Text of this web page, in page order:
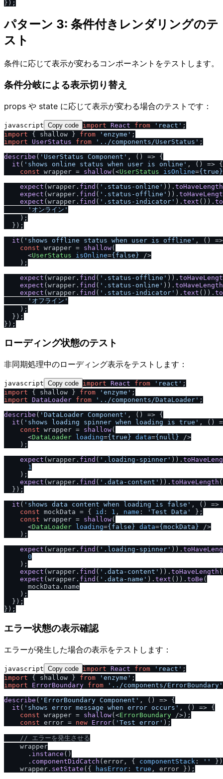
パターン 3: 条件付きレンダリングのテ
スト
条件に応じて表示が変わるコンポーネントをテストします。
条件分岐による表示切り替え
props や state に応じて表示が変わる場合のテストです：
javascript Copy code import React from 'react'
import { shallow } from 'enzyme'
import
UserStatus from '.. /components /UserStatus' ;
describe ( 'UserStatus Component' , () => {
it ( 'shows online status when user is online' , () => {
const wrapper = shallow(<UserStatus isOnline={true}
expect (wrapper. find ( '.status-online' )). toHaveLength
expect (wrapper. find ( '.status-offline' )).
expect (wrapper. find ( '.status-indicator' ). text ()).
'オンライン'
    );
  });
it ( 'shows offline status when user is offline' ,
() =>
const wrapper = shallow(
<UserStatus isOnline={false} />
    );
expect (wrapper. find ( '.status-offline' )).
expect (wrapper. find ( '.status-online' )). toHaveLength
expect (wrapper. find ( '.status-indicator' ). text ()).
'オフライン'
    );
  });
ローディング状態のテスト
非同期処理中のローディング表示をテストします：
javascript Copy code import React from 'react'
import { shallow } from 'enzyme'
import DataLoader from '.. /components/DataLoader' ;
describe ( 'DataLoader Component' , () => {
it ( 'shows loading spinner when loading is true' ,
()
const wrapper = shallow(
<DataLoader loading={true} data={null} />
    );
expect (wrapper. find ( '.loading-spinner' )).
1
    );
expect (wrapper. find ( '.data-content' )). toHaveLength (
  });
it ( 'shows data content when loading is false' , () =>
const mockData = { id : 1 , name : 'Test Data'
};
const wrapper = shallow(
<DataLoader loading={false} data={mockData} />
    );
expect (wrapper. find ( '.loading-spinner' )).
0
    );
expect (wrapper. find ( '.data-content' )). toHaveLength (
expect (wrapper. find ( '.data-name' ). text ()). toBe (
      mockData.
name
    );
  });
エラー状態の表示確認
エラーが発生した場合の表示をテストします：
javascript Copy code import React from 'react'
import { shallow } from 'enzyme'
import
ErrorBoundary from '.. /components /ErrorBoundary'
describe ( 'ErrorBoundary Component' , () => {
it ( 'shows error message when error occurs' , () => {
const wrapper = shallow(<ErrorBoundary />);
const error = new Error( 'Test error' );
/ / エラーを発生させる
    wrapper
      .
instance ()
      .
componentDidCatch (error, { componentStack : ''
    wrapper.
setState ({ hasError : true , error });